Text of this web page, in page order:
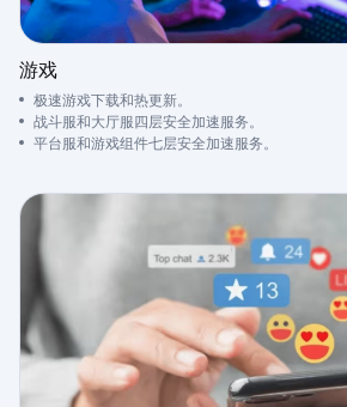
游戏
极速游戏下载和热更新。
战斗服和大厅服四层安全加速服务。
平台服和游戏组件七层安全加速服务。